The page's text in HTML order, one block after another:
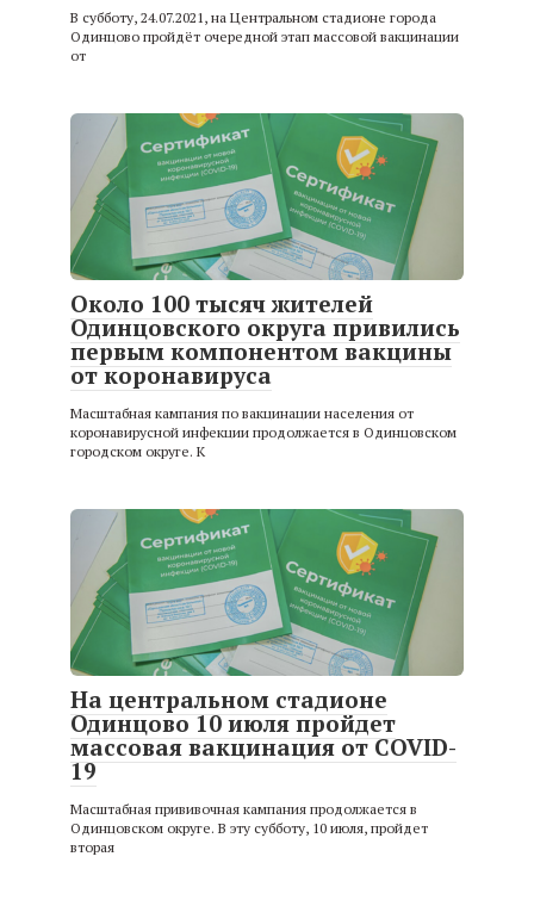
В субботу, 24.07.2021, на Центральном стадионе города
Одинцово пройдёт очередной этап массовой вакцинации
от
Около 100 тысяч жителей
Одинцовского округа привились
первым компонентом вакцины
от коронавируса
Масштабная кампания по вакцинации населения от
коронавирусной инфекции продолжается в Одинцовском
городском округе. К
На центральном стадионе
Одинцово 10 июля пройдет
массовая вакцинация от COVID-
19
Масштабная прививочная кампания продолжается в
Одинцовском округе. В эту субботу, 10 июля, пройдет
вторая